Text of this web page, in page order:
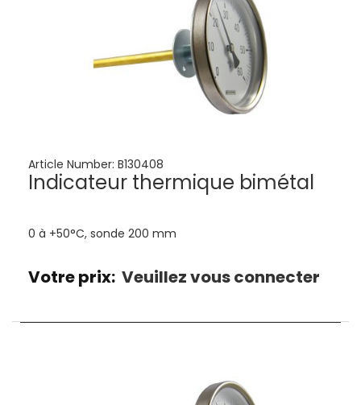
Article Number: B130408
Indicateur thermique bimétal
0 à +50°C, sonde 200 mm
Votre prix: Veuillez vous connecter